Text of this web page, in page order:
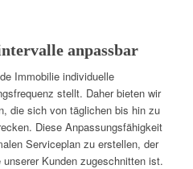
anpassbar
Immobilie individuelle
stellt. Daher bieten wir
die sich von täglichen bis hin zu
Diese Anpassungsfähigkeit
Serviceplan zu erstellen, der
Kunden zugeschnitten ist.